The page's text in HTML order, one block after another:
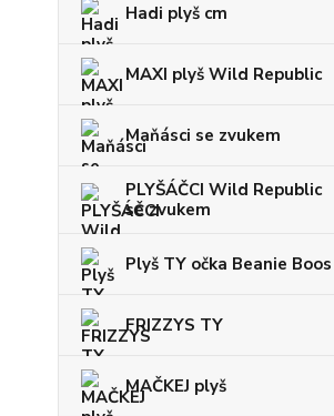
Hadi plyš cm
MAXI plyš Wild Republic
Maňásci se zvukem
PLYŠÁČCI Wild Republic
se zvukem
Plyš TY očka Beanie Boos
FRIZZYS TY
MAČKEJ plyš